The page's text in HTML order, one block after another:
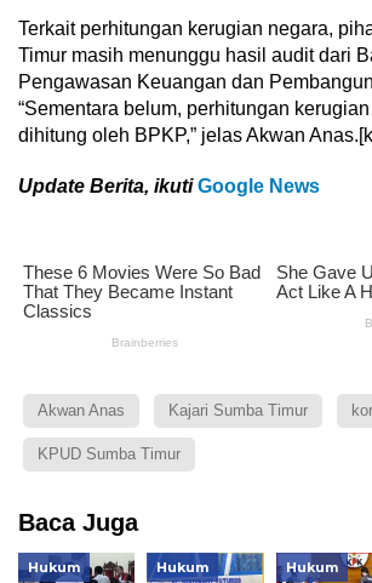
Terkait perhitungan kerugian negara,
Timur masih menunggu hasil audit dari
Pengawasan Keuangan dan
“Sementara belum, perhitungan
dihitung oleh BPKP,” jelas Akwan
Update Berita, ikutiGoogle News
Akwan Anas Kajari Sumba Timur
KPUD Sumba Timur
Baca Juga
Hukum Hukum Hukum